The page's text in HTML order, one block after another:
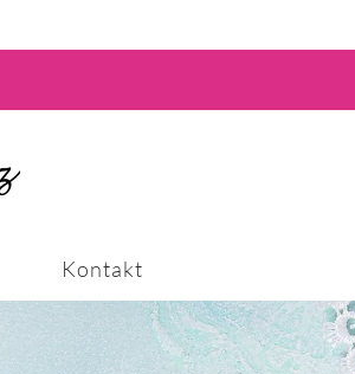
Kontakt